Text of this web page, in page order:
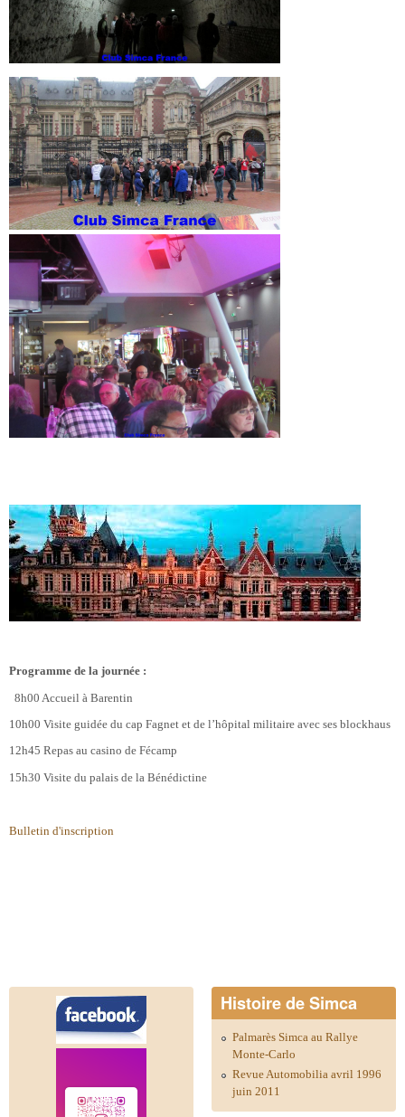
Programme de la journée :
8h00 Accueil à Barentin
10h00 Visite guidée du cap Fagnet et de l’hôpital militaire avec ses blockhaus
12h45 Repas au casino de Fécamp
15h30 Visite du palais de la Bénédictine
Bulletin d'inscription
Histoire de Simca
Palmarès Simca au Rallye
Monte-Carlo
Revue Automobilia avril 1996
juin 2011